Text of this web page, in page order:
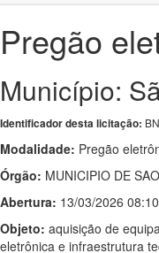
Pregão
Município:
Identificador desta licitação:
Modalidade: Pregão
Órgão: MUNICIPIO DE
Abertura: 13/03/2026 08:10
Objeto: aquisição de
eletrônica e infraestrutura